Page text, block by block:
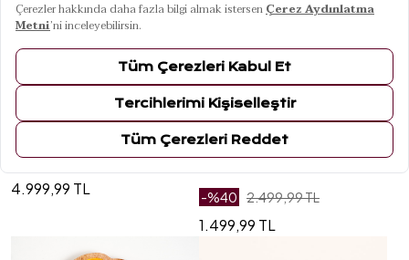
Sunum Kasesi
4.999,99 TL
Aravalı Mavi -
Beyaz Dekoratif
Kase 8x8x18 Cm
-%40 2.499,99 TL
1.499,99 TL